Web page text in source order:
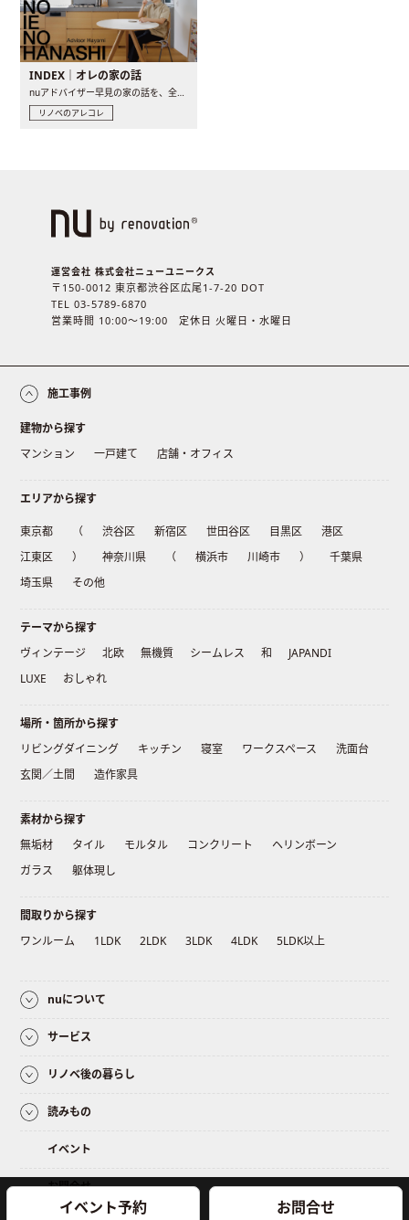
イベント予約 お問合せ
INDEX｜オレの家の話
nuアドバイザー早見の家の話を、全4話でお届け。リノベーションを..
リノベのアレコレ
運営会社 株式会社ニューユニークス
〒150-0012 東京都渋谷区広尾1-7-20 DOT
TEL 03-5789-6870
営業時間 10:00〜19:00 定休日 火曜日・水曜日
施工事例
建物から探す
マンション
一戸建て 店舗・オフィス
エリアから探す
東京都 （ 渋谷区 新宿区 世田谷区 目黒区
港区
江東区
） 神奈川県 （ 横浜市 川崎市 ）
千葉県
埼玉県
その他
テーマから探す
ヴィンテージ
北欧 無機質 シームレス 和
JAPANDI
LUXE
おしゃれ
場所・箇所から探す
リビングダイニング
キッチン 寝室 ワークスペース
洗面台
玄関／土間
造作家具
素材から探す
無垢材
タイル モルタル コンクリート
ヘリンボーン
ガラス
躯体現し
間取りから探す
ワンルーム
1LDK 2LDK 3LDK 4LDK 5LDK以上
nuについて
サービス
リノベ後の暮らし
読みもの
イベント
お問合せ